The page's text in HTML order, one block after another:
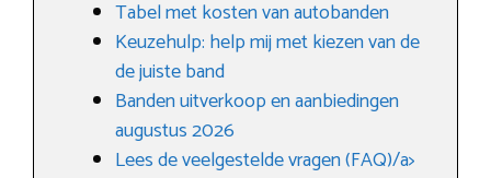
Tabel met kosten van autobanden
Keuzehulp: help mij met kiezen van de
de juiste band
Banden uitverkoop en aanbiedingen
augustus 2026
Lees de veelgestelde vragen (FAQ)/a>